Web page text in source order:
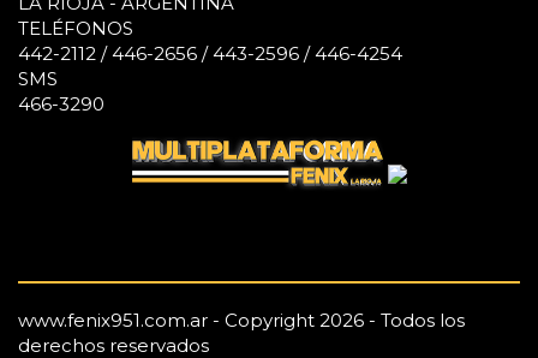
TELÉFONOS
442-2112 / 446-2656 / 443-2596 / 446-4254
SMS
466-3290
www.fenix951.com.ar - Copyright 2026 - Todos los
derechos reservados